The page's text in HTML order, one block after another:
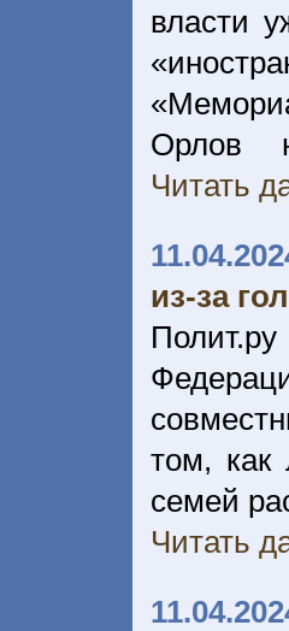
власти
Орлов
Читать
из-за
Полит.ру
том, как
семей
Читать